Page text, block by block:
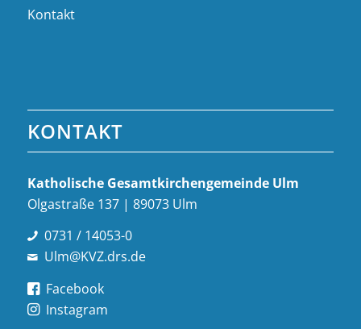
Kontakt
KONTAKT
Katholische Gesamt­kirchen­gemeinde Ulm
Olgastraße 137 | 89073 Ulm
0731 / 14053-0
Ulm@KVZ.drs.de
Facebook
Instagram